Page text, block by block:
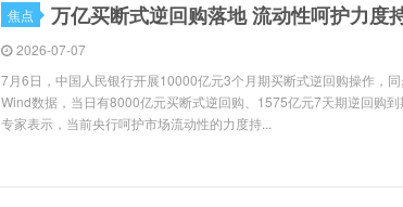
焦点 万亿买断式逆回购落地 流动性呵护力度
2026-07-07
7月6日，中国人民银行开展10000亿元3个月期买断式逆回购操作，
Wind数据，当日有8000亿元买断式逆回购、1575亿元7天期逆回购到
专家表示，当前央行呵护市场流动性的力度持...